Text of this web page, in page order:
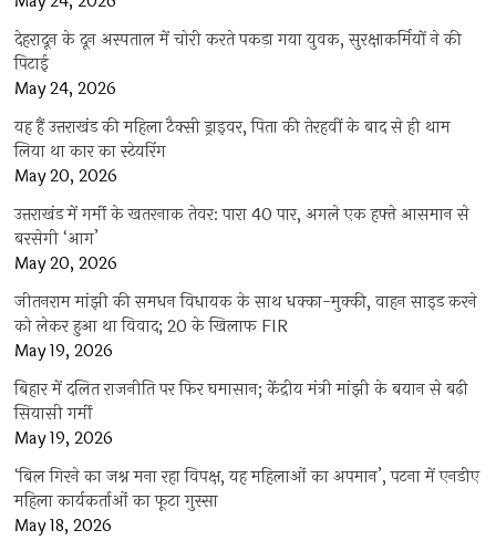
देहरादून के दून अस्पताल में चोरी करते पकड़ा गया युवक, सुरक्षाकर्मियों ने की
पिटाई
May 24, 2026
यह हैं उत्तराखंड की महिला टैक्सी ड्राइवर, पिता की तेरहवीं के बाद से ही थाम
लिया था कार का स्टेयरिंग
May 20, 2026
उत्तराखंड में गर्मी के खतरनाक तेवर: पारा 40 पार, अगले एक हफ्ते आसमान से
बरसेगी ‘आग’
May 20, 2026
जीतनराम मांझी की समधन विधायक के साथ धक्का-मुक्की, वाहन साइड करने
को लेकर हुआ था विवाद; 20 के खिलाफ FIR
May 19, 2026
बिहार में दलित राजनीति पर फिर घमासान; केंद्रीय मंत्री मांझी के बयान से बढ़ी
सियासी गर्मी
May 19, 2026
‘बिल गिरने का जश्न मना रहा विपक्ष, यह महिलाओं का अपमान’, पटना में एनडीए
महिला कार्यकर्ताओं का फूटा गुस्सा
May 18, 2026